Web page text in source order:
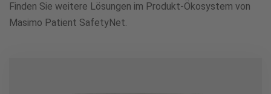
Finden Sie weitere Lösungen im Produkt-Ökosystem von
Masimo Patient SafetyNet.